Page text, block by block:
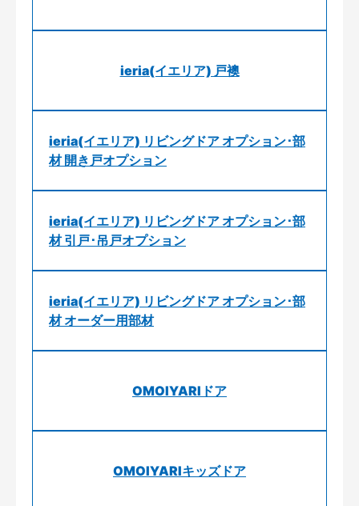
ieria(イエリア) 戸襖
ieria(イエリア) リビングドア オプション･部
材 開き戸オプション
ieria(イエリア) リビングドア オプション･部
材 引戸･吊戸オプション
ieria(イエリア) リビングドア オプション･部
材 オーダー用部材
OMOIYARIドア
OMOIYARIキッズドア